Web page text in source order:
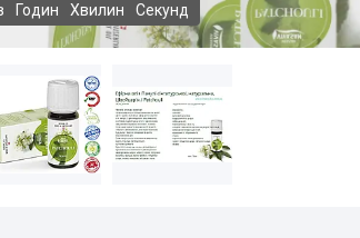
Годин
Хвилин
Секунд